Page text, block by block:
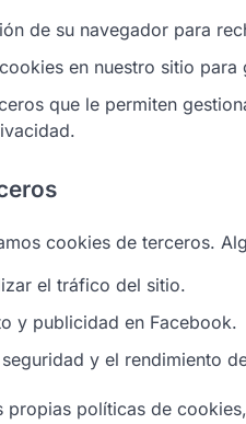
de su navegador para
en nuestro sitio para
que le permiten
cookies de terceros.
el tráfico del sitio.
y publicidad en Facebook.
y el rendimiento
propias políticas de